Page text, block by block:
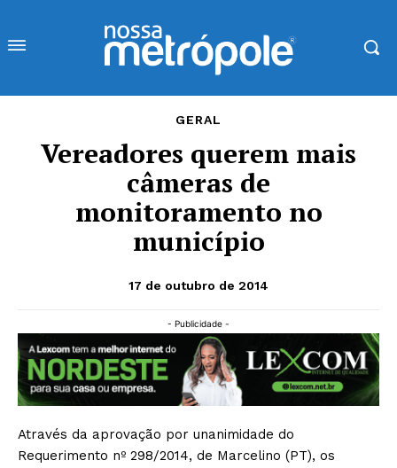
GERAL
Vereadores querem mais
câmeras de
monitoramento no
município
17 de outubro de 2014
- Publicidade -
Através da aprovação por unanimidade do
Requerimento nº 298/2014, de Marcelino (PT), os